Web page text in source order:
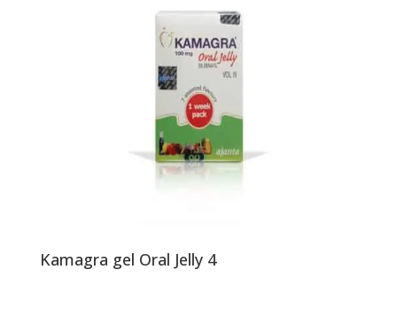
Kamagra gel Oral Jelly 4